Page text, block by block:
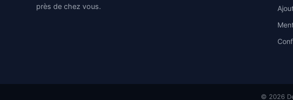
près de chez vous.
© 2026